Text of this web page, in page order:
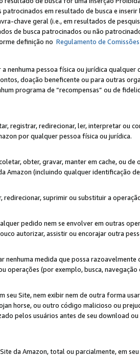
em resultado de busca e
chave geral (i.e., em resultados de
de busca patrocinados ou não
definição no Regulamento de Comissões
nenhuma pessoa física ou jurídica
doação beneficente ou para outras
programa de “recompensas” ou de
registrar, redirecionar, ler, interpretar
por qualquer pessoa física ou jurídica.
obter, gravar, manter em cache, ou
Amazon (incluindo qualquer identificação
redirecionar, suprimir ou substituir a
pedido nem se envolver em outras
autorizar, assistir ou encorajar outra
nenhuma medida que possa
operações (por exemplo, busca,
seu Site, nem exibir nem de outra forma
horse, ou outro código malicioso ou
pelos usuários antes de seu download
da Amazon, total ou parcialmente, em